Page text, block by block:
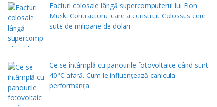
Facturi colosale lângă supercomputerul lui Elon
Musk. Contractorul care a construit Colossus cere
sute de milioane de dolari
Ce se întâmplă cu panourile fotovoltaice când sunt
40°C afară. Cum le influențează canicula
performanța